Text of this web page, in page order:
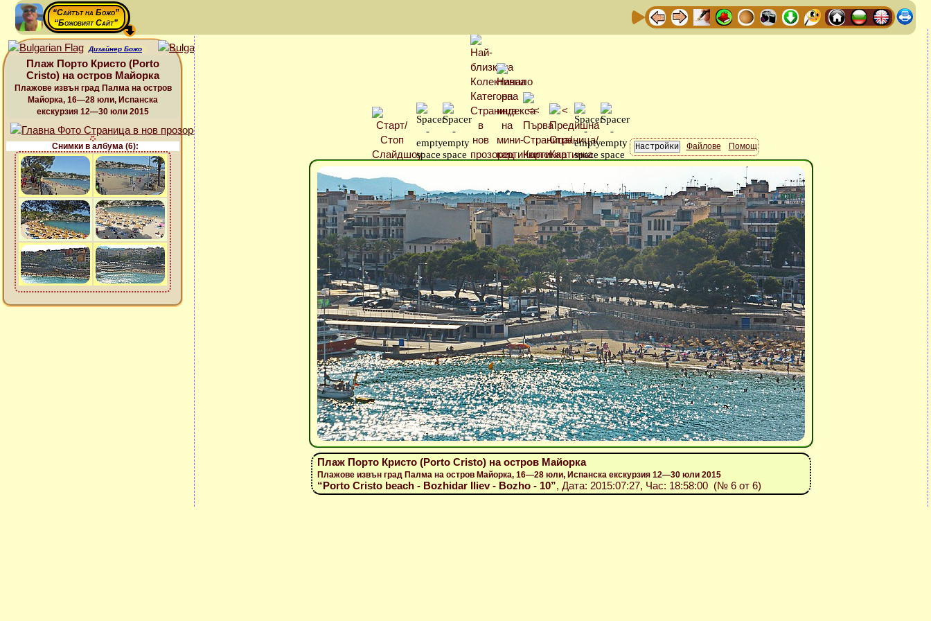
“Сайтът на Божо”
“Божовият Сайт”
Дизайнер Божо
Плаж Порто Кристо (Porto
Cristo) на остров Майорка
Плажове извън град Палма на остров
Майорка, 16—28 юли, Испанска
екскурзия 12—30 юли 2015
Снимки в албума (6): Файлове Помощ
Плаж Порто Кристо (Porto Cristo) на остров Майорка
Плажове извън град Палма на остров Майорка, 16—28 юли, Испанска екскурзия 12—30 юли 2015
“Porto Cristo beach - Bozhidar Iliev - Bozho - 10”, Дата: 2015:07:27, Час: 18:58:00 (№ 6 от 6)